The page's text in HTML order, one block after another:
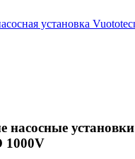
насосные установки
1000V